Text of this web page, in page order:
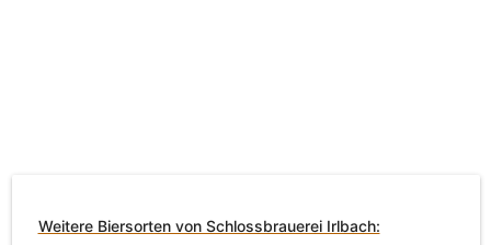
Weitere Biersorten von Schlossbrauerei Irlbach: